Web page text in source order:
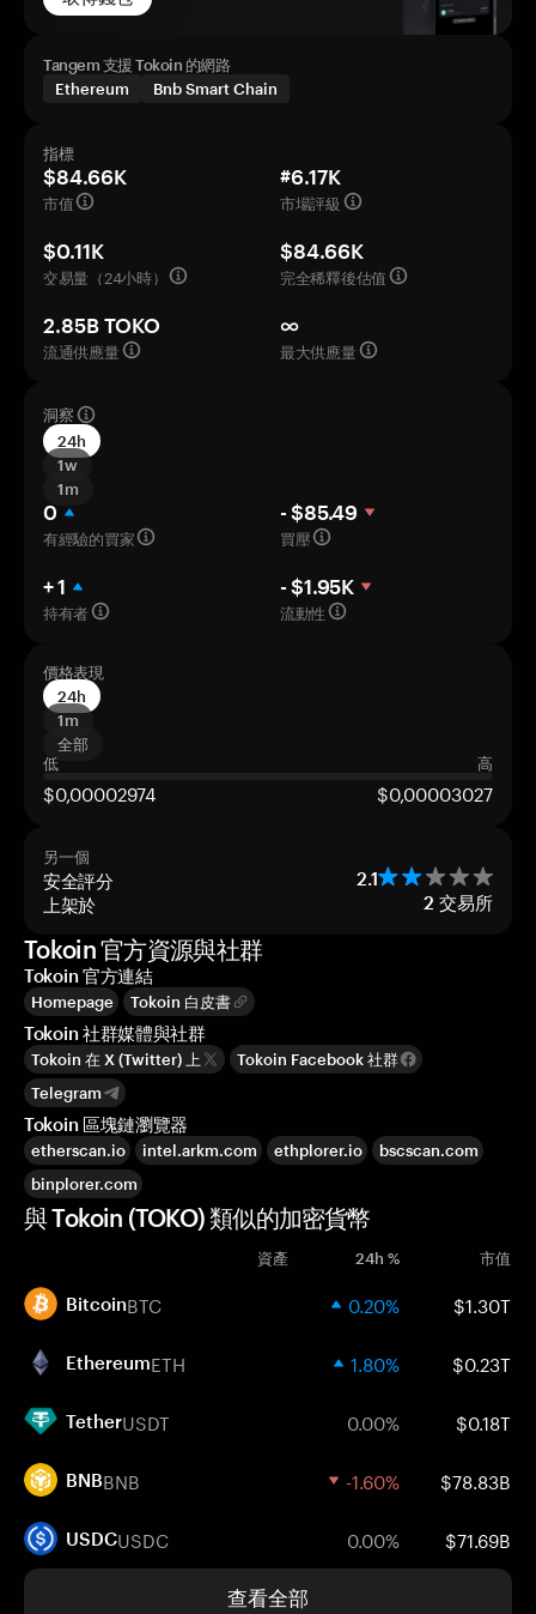
Tangem 支援 Tokoin 的網路
Ethereum
Bnb Smart Chain
指標
$84.66K
市值
#6.17K
市場評級
$0.11K
交易量（24小時）
$84.66K
完全稀釋後估值
2.85B TOKO
流通供應量
∞
最大供應量
洞察
24h
1w
1m
0
有經驗的買家
- $85.49
買壓
+ 1
持有者
- $1.95K
流動性
價格表現
24h
1m
全部
低
高
$0,00002974 $0,00003027
另一個
安全評分 2.1
上架於 2 交易所
Tokoin 官方資源與社群
Tokoin 官方連結
Homepage Tokoin 白皮書
Tokoin 社群媒體與社群
Tokoin 在 X (Twitter) 上
Tokoin Facebook 社群
Telegram
Tokoin 區塊鏈瀏覽器
etherscan.io intel.arkm.com ethplorer.io
bscscan.com
binplorer.com
與 Tokoin (TOKO) 類似的加密貨幣
資產 24h % 市值
BitcoinBTC 0.20% $1.30T
EthereumETH 1.80% $0.23T
TetherUSDT 0.00% $0.18T
BNBBNB -1.60% $78.83B
USDCUSDC 0.00% $71.69B
查看全部